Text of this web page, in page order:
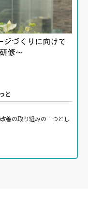
と
善の取り組みの一つとし